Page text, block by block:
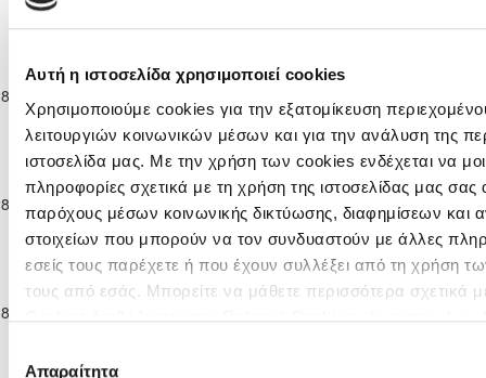
Αυτή η ιστοσελίδα χρησιμοποιεί cookies
Χρησιμοποιούμε cookies για την εξατομίκευση
λειτουργιών κοινωνικών μέσων και για την ανάλυση της
ιστοσελίδα μας. Με την χρήση των cookies ενδέχεται να
πληροφορίες σχετικά με τη χρήση της ιστοσελίδας μας
παρόχους μέσων κοινωνικής δικτύωσης, διαφημίσεων και
στοιχείων που μπορούν να τον συνδυαστούν με άλλες
εσείς τους παρέχετε ή που έχουν συλλέξει από τη χρήση
τους από εσάς. Μπορείτε να μάθετε περισσότερα σχετικά
Απαραίτητα
2025/26
02-2026
Κατηγορία
Κ-16
2025/26
ΑΠΟΛΛΩΝΑΣ
ΛΕΜΕΣΟΥ
03-2026
Ανώτατη
Κατηγορία
Παίδων
Κ-16
2025/26
ΑΠΟΛΛΩΝΑΣ
ΛΕΜΕΣΟΥ
ΝΕΑ ΣΑΛΑΜΙΝΑ
ΑΜΜΟΧΩΣΤΟΥ
04-2026
Ανώτατη
Κατηγορία
ΑΠΟΛΛΩΝΑΣ
ΑΟΑΝ ΑΓΙΑΣ